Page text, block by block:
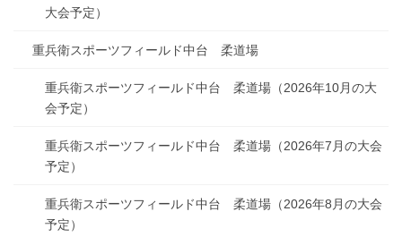
大会予定）
重兵衛スポーツフィールド中台 柔道場
重兵衛スポーツフィールド中台 柔道場（2026年10月の大
会予定）
重兵衛スポーツフィールド中台 柔道場（2026年7月の大会
予定）
重兵衛スポーツフィールド中台 柔道場（2026年8月の大会
予定）